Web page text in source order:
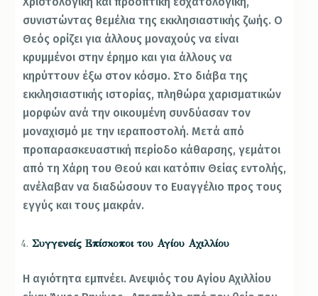
συνιστώντας θεμέλια της εκκλησιαστικής ζωής. Ο
Θεός ορίζει για άλλους μοναχούς να είναι
κρυμμένοι στην έρημο και για άλλους να
κηρύττουν έξω στον κόσμο. Στο διάβα της
εκκλησιαστικής ιστορίας, πληθώρα χαρισματικών
μορφών ανά την οικουμένη συνδύασαν τον
μοναχισμό με την ιεραποστολή. Μετά από
προπαρασκευαστική περίοδο κάθαρσης, γεμάτοι
από τη Χάρη του Θεού και κατόπιν Θείας εντολής,
ανέλαβαν να διαδώσουν το Ευαγγέλιο προς τους
εγγύς και τους μακράν.
Συγγενείς Επίσκοποι του Αγίου Αχιλλίου
Η αγιότητα εμπνέει. Ανεψιός του Αγίου Αχιλλίου